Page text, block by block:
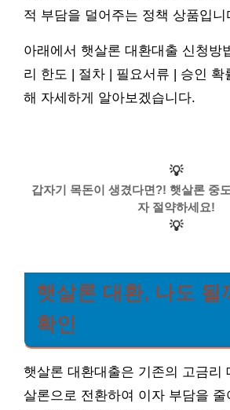
적 부담을 덜어주는 정책 상품입니
아래에서 햇살론 대환대출 신청방
리 한도 | 절차 | 필요서류 | 승인 확
해 자세하게 알아보겠습니다.
💡
갑자기 목돈이 생겼다면?! 햇살론 중
자 절약하세요!
💡
햇살론 대환, 나도 될
확인
햇살론 대환대출은 기존의 고금리
살론으로 전환하여 이자 부담을 줄